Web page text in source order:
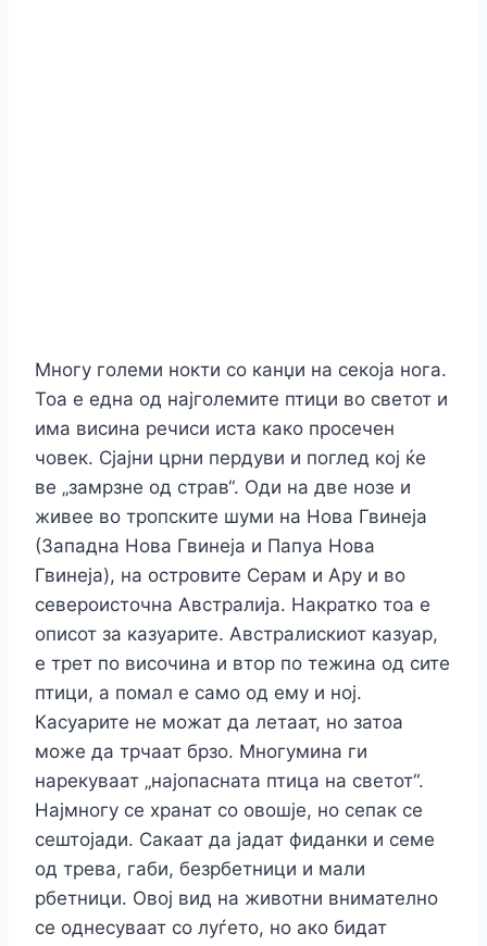
Многу големи нокти со канџи на секоја нога.
Тоа е една од најголемите птици во светот и
има висина речиси иста како просечен
човек. Сјајни црни пердуви и поглед кој ќе
ве „замрзне од страв“. Оди на две нозе и
живее во тропските шуми на Нова Гвинеја
(Западна Нова Гвинеја и Папуа Нова
Гвинеја), на островите Серам и Ару и во
североисточна Австралија. Накратко тоа е
описот за казуарите. Австралискиот казуар,
е трет по височина и втор по тежина од сите
птици, а помал е само од ему и ној.
Касуарите не можат да летаат, но затоа
може да трчаат брзо. Многумина ги
нарекуваат „најопасната птица на светот“.
Најмногу се хранат со овошје, но сепак се
сештојади. Сакаат да јадат фиданки и семе
од трева, габи, безрбетници и мали
рбетници. Овој вид на животни внимателно
се однесуваат со луѓето, но ако бидат